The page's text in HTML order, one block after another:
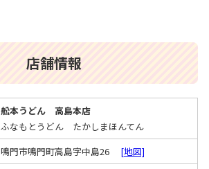
店舗情報
舩本うどん 高島本店
ふなもとうどん たかしまほんてん
鳴門市鳴門町高島字中島26 [地図]